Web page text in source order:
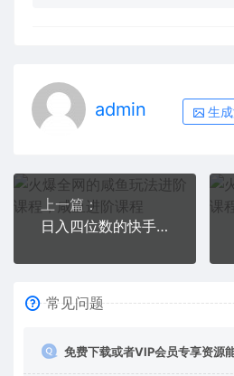
admin 生
上一篇：
日入四位数的快手无人直播语音直播玩法教程，0粉丝也可以，无需发作品
常见问题
免费下载或者VIP会员专享资源